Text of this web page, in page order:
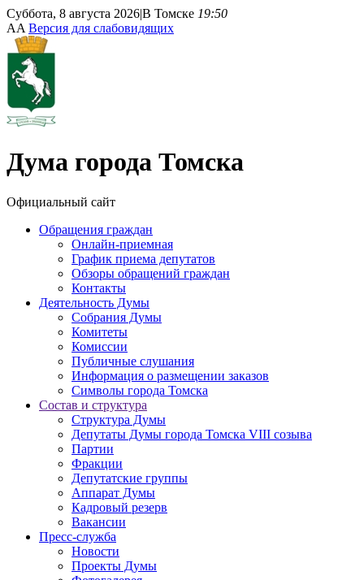
Суббота, 8 августа 2026|В Томске 19:50
AA Версия для слабовидящих
Дума города Томска
Официальный сайт
Обращения граждан
Онлайн-приемная
График приема депутатов
Обзоры обращений граждан
Контакты
Деятельность Думы
Собрания Думы
Комитеты
Комиссии
Публичные слушания
Информация о размещении заказов
Символы города Томска
Состав и структура
Структура Думы
Депутаты Думы города Томска VIII созыва
Партии
Фракции
Депутатские группы
Аппарат Думы
Кадровый резерв
Вакансии
Пресс-служба
Новости
Проекты Думы